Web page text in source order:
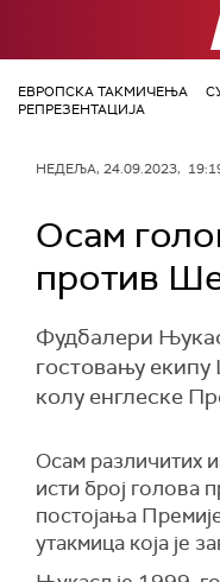
ЕВРОПСКА ТАКМИЧЕЊА
РЕПРЕЗЕНТАЦИЈА
НЕДЕЉА, 24.09.2023,
Осам
против
Фудбалери
гостовању
колу енглеске
Осам различитих
исти број
постојања
утакмица која је